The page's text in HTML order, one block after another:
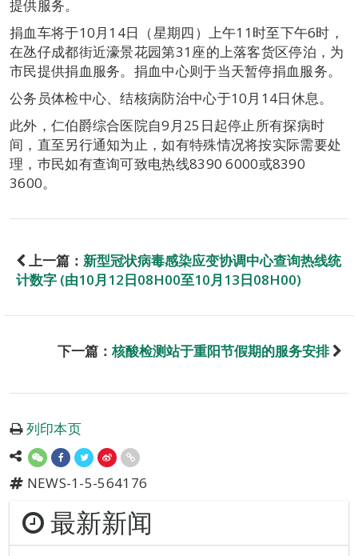
提供服务。
捐血车将于10月14日（星期四）上午11时至下午6时，
在氹仔成都街近濠景花园第31座的上落客货区停泊，为
市民提供捐血服务。捐血中心则于当天暂停捐血服务。
公务员体检中心、结核病防治中心于10月14日休息。
此外，仁伯爵综合医院自9月25日起停止所有探病时
间，直至另行通知为止，如有特殊情况将按实际需要处
理，巿民如有查询可致电热线8390 6000或8390
3600。
上一篇： 新型冠状病毒感染应变协调中心查询热线统
计数字 (由10月12日08H00至10月13日08H00)
下一篇： 核酸检测站于重阳节假期的服务安排
列印本页
NEWS-1-5-564176
最新新闻